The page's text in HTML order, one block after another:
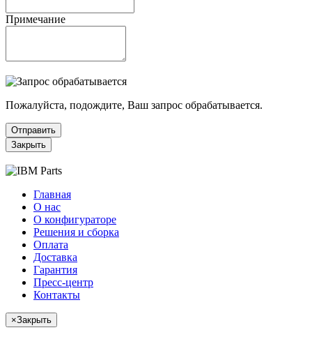
Примечание
Пожалуйста, подождите, Ваш запрос обрабатывается.
Отправить
Закрыть
Главная
О нас
О конфигураторе
Решения и сборка
Оплата
Доставка
Гарантия
Пресс-центр
Контакты
×Закрыть